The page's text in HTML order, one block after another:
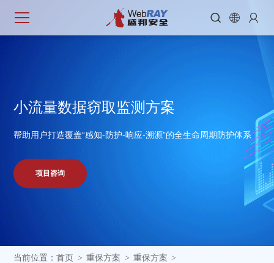
  
小流量数据窃取监测方案
帮助用户打造覆盖“感知-防护-响应-溯源”的全生命周期防护体系
项目咨询
当前位置：首页 > 重保方案 > 重保方案 >